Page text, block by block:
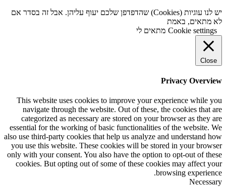
יש לנו עוגיות (Cookies) שהדפדפן שלכם יעוף עליהן. אבל זה בסדר אם
לא מתאים, באמת
Cookie settings מתאים לי
Close
Privacy Overview
This website uses cookies to improve your experience while you
navigate through the website. Out of these, the cookies that are
categorized as necessary are stored on your browser as they are
essential for the working of basic functionalities of the website. We
also use third-party cookies that help us analyze and understand how
you use this website. These cookies will be stored in your browser
only with your consent. You also have the option to opt-out of these
cookies. But opting out of some of these cookies may affect your
browsing experience.
Necessary